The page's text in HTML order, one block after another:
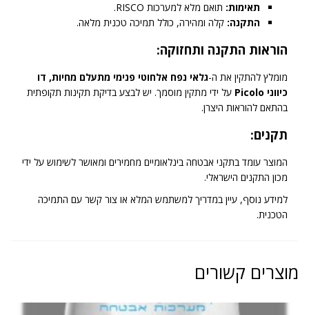
תאימות: תואם מלא למערכות RISCO.
התקנה: קלה ומהירה, כולל תמיכה טכנית מלאה.
הוראות התקנה ותחזוקה:
מומלץ להתקין את ה-גלאי נפח אלחוטי פנימי מתעלם מחיות, דו
כיווני Picolo
על ידי מתקין מוסמך. יש לבצע בדיקת תקינות תקופתית
בהתאם להוראות היצרן.
תקנים:
המוצר עומד בתקני אבטחה בינלאומיים מחמירים ומאושר לשימוש על ידי
מכון התקנים הישראלי.
למידע נוסף, עיין במדריך למשתמש המלא או צור קשר עם התמיכה
הטכנית.
מוצרים קשורים